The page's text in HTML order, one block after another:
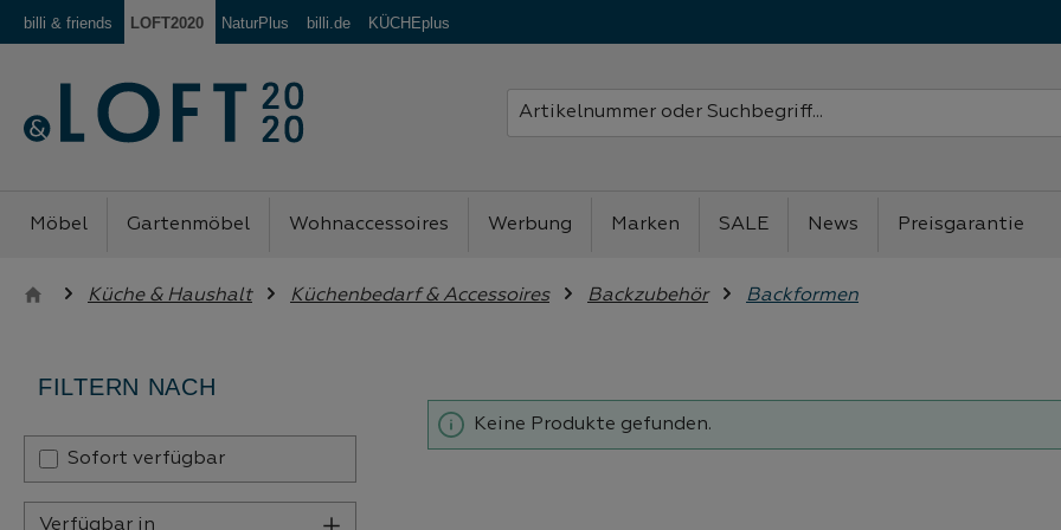
Hauptinhalt springen
Zur Suche springen
Zur Hauptnavigation springen
billi & friends LOFT2020 NaturPlus billi.de KÜCHEplus
Möbel Gartenmöbel Wohnaccessoires Werbung Marken SALE News Preisgarantie
Küche & Haushalt Küchenbedarf & Accessoires Backzubehör Backformen
FILTERN NACH
Sofort verfügbar
Verfügbar in
Keine Produkte gefunden.